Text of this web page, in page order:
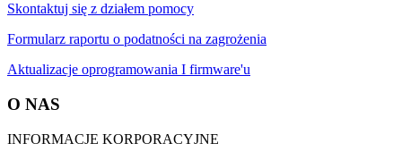
Skontaktuj się z działem pomocy
Formularz raportu o podatności na zagrożenia
Aktualizacje oprogramowania I firmware'u
O NAS
INFORMACJE KORPORACYJNE